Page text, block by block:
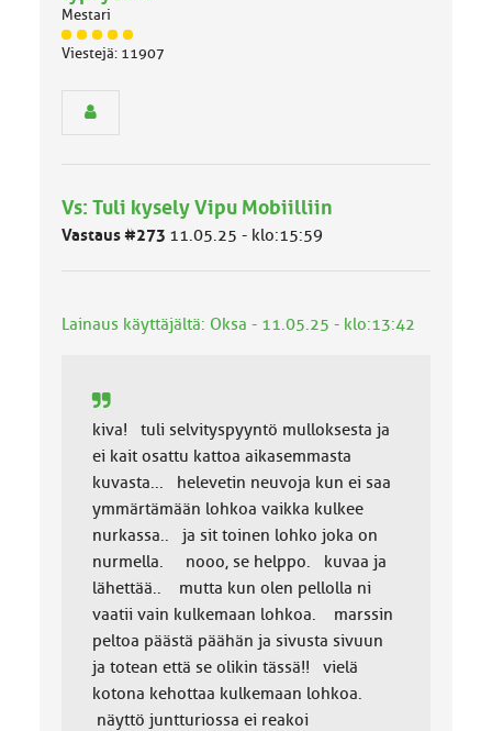
Mestari
J
ä
m
ä
k
Viestejä: 11907
Vs: Tuli kysely Vipu Mobiilliin
Vastaus #273 11.05.25 - klo:15:59
Lainaus käyttäjältä: Oksa - 11.05.25 - klo:13:42
kiva! tuli selvityspyyntö mulloksesta ja
ei kait osattu kattoa aikasemmasta
kuvasta... helevetin neuvoja kun ei saa
ymmärtämään lohkoa vaikka kulkee
nurkassa.. ja sit toinen lohko joka on
nurmella. nooo, se helppo. kuvaa ja
lähettää.. mutta kun olen pellolla ni
vaatii vain kulkemaan lohkoa. marssin
peltoa päästä päähän ja sivusta sivuun
ja totean että se olikin tässä!! vielä
kotona kehottaa kulkemaan lohkoa.
näyttö juntturiossa ei reakoi